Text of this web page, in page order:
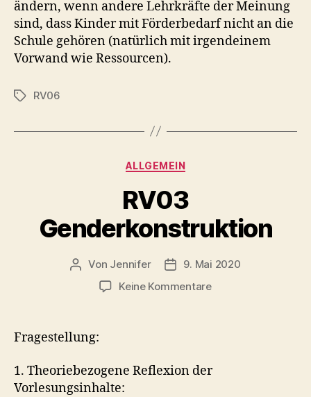
ändern, wenn andere Lehrkräfte der Meinung
sind, dass Kinder mit Förderbedarf nicht an die
Schule gehören (natürlich mit irgendeinem
Vorwand wie Ressourcen).
Schlagwörter
RV06
Kategorien
ALLGEMEIN
RV03
Genderkonstruktion
Beitragsautor
Von Jennifer Veröffentlichungsdatum
9. Mai 2020
Keine Kommentarezu
Fragestellung:
1. Theoriebezogene Reflexion der
Vorlesungsinhalte: